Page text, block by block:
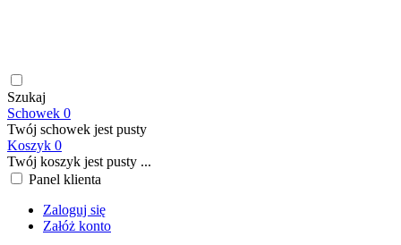
Szukaj
Schowek 0
Twój schowek jest pusty
Koszyk 0
Twój koszyk jest pusty ...
Panel klienta
Zaloguj się
Załóż konto